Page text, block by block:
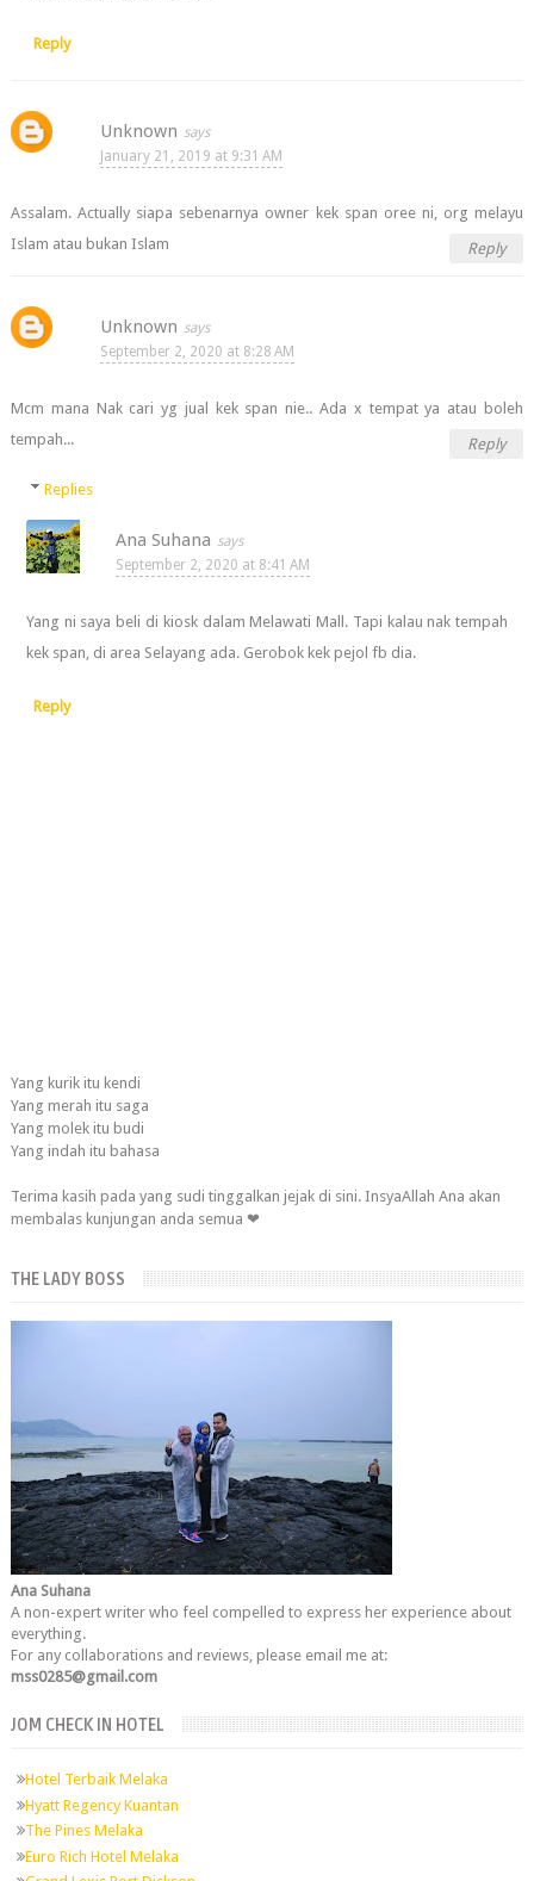
Reply
Unknown
January 21, 2019 at 9:31 AM
Assalam. Actually siapa sebenarnya owner kek span oree ni, org melayu
Islam atau bukan Islam
Reply
Unknown
September 2, 2020 at 8:28 AM
Mcm mana Nak cari yg jual kek span nie.. Ada x tempat ya atau boleh
tempah...
Reply
Replies
Ana Suhana
September 2, 2020 at 8:41 AM
Yang ni saya beli di kiosk dalam Melawati Mall. Tapi kalau nak tempah
kek span, di area Selayang ada. Gerobok kek pejol fb dia.
Reply
Yang kurik itu kendi
Yang merah itu saga
Yang molek itu budi
Yang indah itu bahasa
Terima kasih pada yang sudi tinggalkan jejak di sini. InsyaAllah Ana akan
membalas kunjungan anda semua ❤
THE LADY BOSS
Ana Suhana
A non-expert writer who feel compelled to express her experience about
everything.
For any collaborations and reviews, please email me at:
mss0285@gmail.com
JOM CHECK IN HOTEL
Hotel Terbaik Melaka
Hyatt Regency Kuantan
The Pines Melaka
Euro Rich Hotel Melaka